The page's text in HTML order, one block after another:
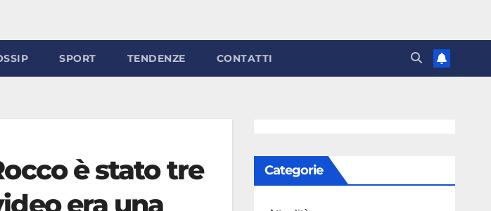
SPORT TENDENZE CONTATTI
è stato tre
era una
Categorie